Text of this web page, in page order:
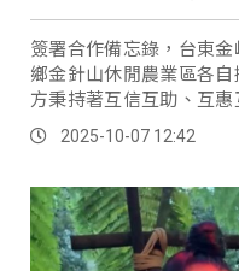
簽署合作備忘錄，台東
鄉金針山休閒農業區各
方秉持著互信互助、互惠
新的整合與發展。
2025-10-07 12:42